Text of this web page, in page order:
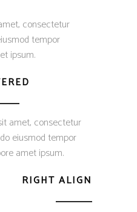
consectetur
tempor
ipsum.
amet, consectetur
eiusmod tempor
amet ipsum.
RIGHT ALIGN